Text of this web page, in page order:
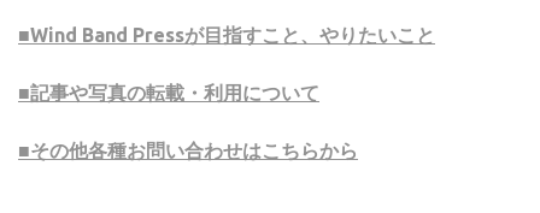
■Wind Band Pressが目指すこと、やりたいこと
■記事や写真の転載・利用について
■その他各種お問い合わせはこちらから